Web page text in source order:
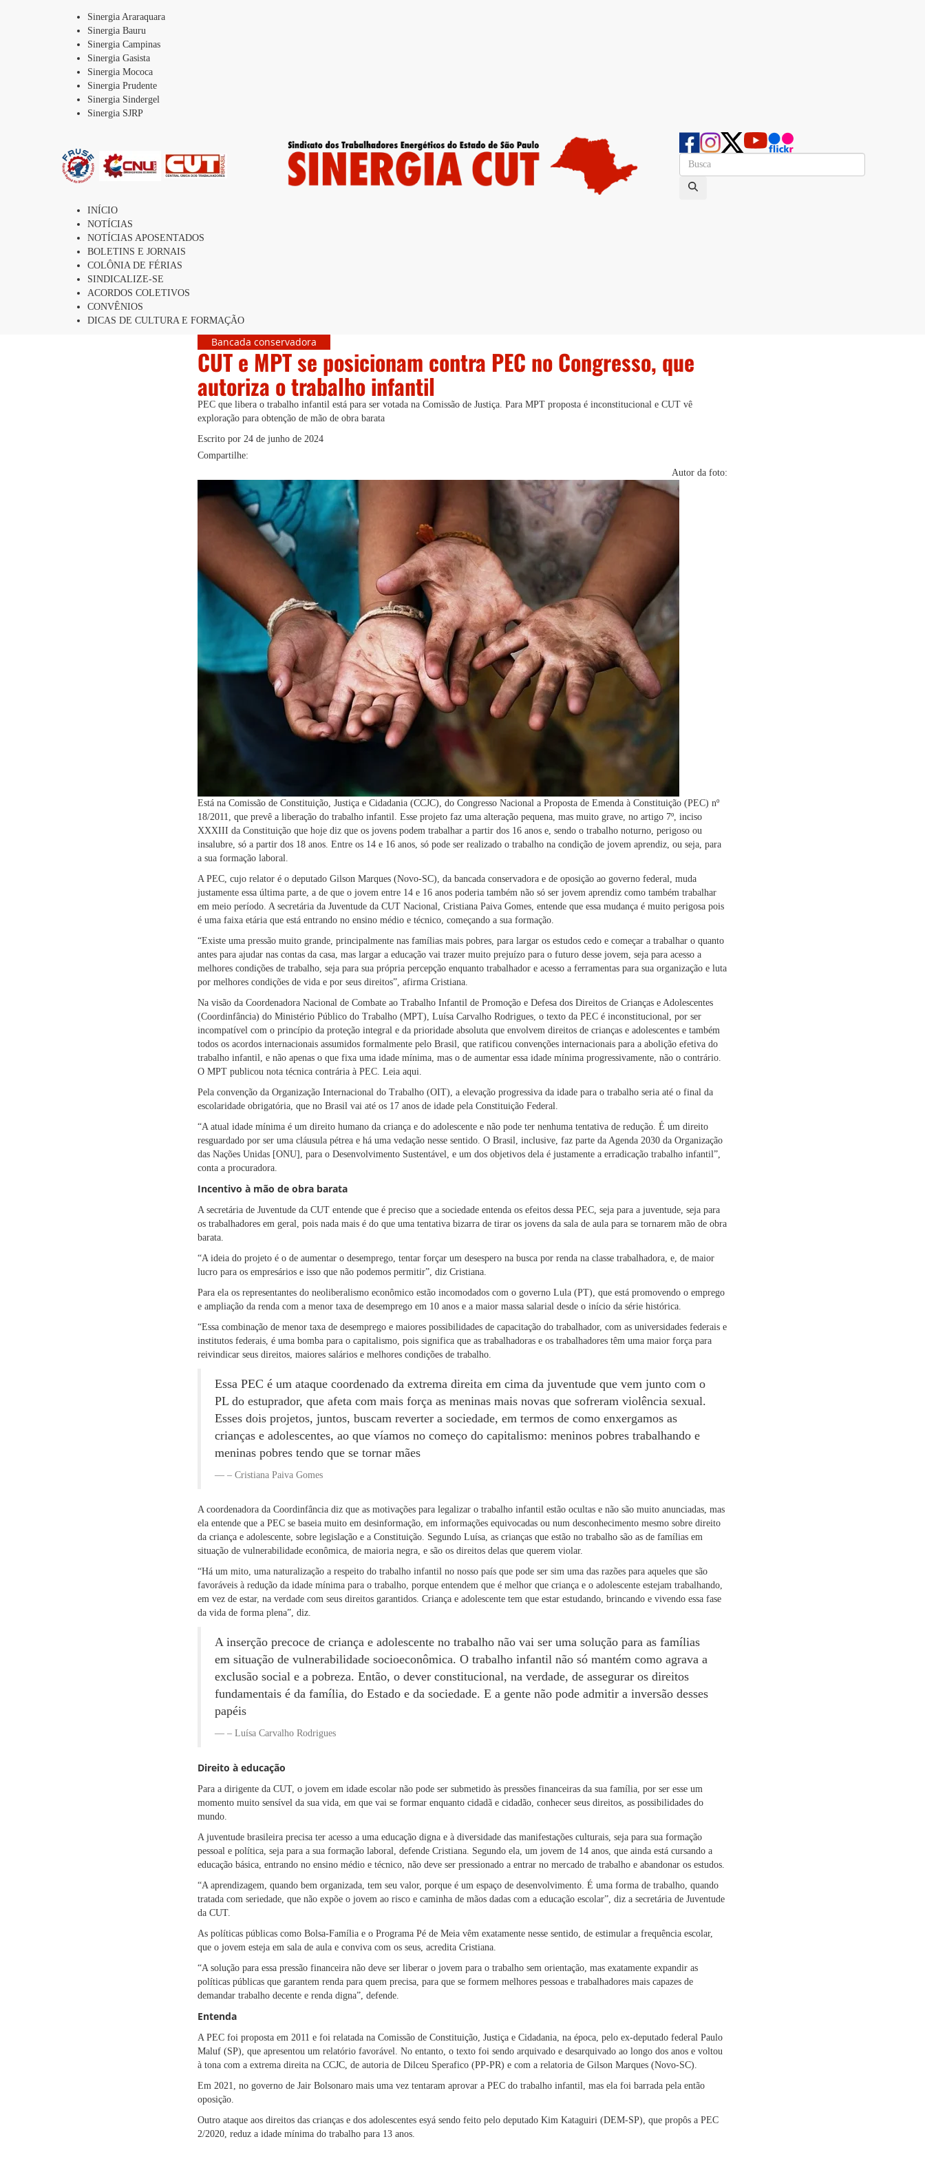
Sinergia Araraquara
Sinergia Bauru
Sinergia Campinas
Sinergia Gasista
Sinergia Mococa
Sinergia Prudente
Sinergia Sindergel
Sinergia SJRP
INÍCIO
NOTÍCIAS
NOTÍCIAS APOSENTADOS
BOLETINS E JORNAIS
COLÔNIA DE FÉRIAS
SINDICALIZE-SE
ACORDOS COLETIVOS
CONVÊNIOS
DICAS DE CULTURA E FORMAÇÃO
Bancada conservadora
CUT e MPT se posicionam contra PEC no Congresso, que
autoriza o trabalho infantil
PEC que libera o trabalho infantil está para ser votada na Comissão de Justiça. Para MPT proposta é inconstitucional e CUT vê
exploração para obtenção de mão de obra barata
Escrito por 24 de junho de 2024
Compartilhe:
Autor da foto:
Está na Comissão de Constituição, Justiça e Cidadania (CCJC), do Congresso Nacional a Proposta de Emenda à Constituição (PEC) nº
18/2011, que prevê a liberação do trabalho infantil. Esse projeto faz uma alteração pequena, mas muito grave, no artigo 7º, inciso
XXXIII da Constituição que hoje diz que os jovens podem trabalhar a partir dos 16 anos e, sendo o trabalho noturno, perigoso ou
insalubre, só a partir dos 18 anos. Entre os 14 e 16 anos, só pode ser realizado o trabalho na condição de jovem aprendiz, ou seja, para
a sua formação laboral.
A PEC, cujo relator é o deputado Gilson Marques (Novo-SC), da bancada conservadora e de oposição ao governo federal, muda
justamente essa última parte, a de que o jovem entre 14 e 16 anos poderia também não só ser jovem aprendiz como também trabalhar
em meio período. A secretária da Juventude da CUT Nacional, Cristiana Paiva Gomes, entende que essa mudança é muito perigosa pois
é uma faixa etária que está entrando no ensino médio e técnico, começando a sua formação.
“Existe uma pressão muito grande, principalmente nas famílias mais pobres, para largar os estudos cedo e começar a trabalhar o quanto
antes para ajudar nas contas da casa, mas largar a educação vai trazer muito prejuízo para o futuro desse jovem, seja para acesso a
melhores condições de trabalho, seja para sua própria percepção enquanto trabalhador e acesso a ferramentas para sua organização e luta
por melhores condições de vida e por seus direitos”, afirma Cristiana.
Na visão da Coordenadora Nacional de Combate ao Trabalho Infantil de Promoção e Defesa dos Direitos de Crianças e Adolescentes
(Coordinfância) do Ministério Público do Trabalho (MPT), Luísa Carvalho Rodrigues, o texto da PEC é inconstitucional, por ser
incompatível com o princípio da proteção integral e da prioridade absoluta que envolvem direitos de crianças e adolescentes e também
todos os acordos internacionais assumidos formalmente pelo Brasil, que ratificou convenções internacionais para a abolição efetiva do
trabalho infantil, e não apenas o que fixa uma idade mínima, mas o de aumentar essa idade mínima progressivamente, não o contrário.
O MPT publicou nota técnica contrária à PEC. Leia aqui.
Pela convenção da Organização Internacional do Trabalho (OIT), a elevação progressiva da idade para o trabalho seria até o final da
escolaridade obrigatória, que no Brasil vai até os 17 anos de idade pela Constituição Federal.
“A atual idade mínima é um direito humano da criança e do adolescente e não pode ter nenhuma tentativa de redução. É um direito
resguardado por ser uma cláusula pétrea e há uma vedação nesse sentido. O Brasil, inclusive, faz parte da Agenda 2030 da Organização
das Nações Unidas [ONU], para o Desenvolvimento Sustentável, e um dos objetivos dela é justamente a erradicação trabalho infantil”,
conta a procuradora.
Incentivo à mão de obra barata
A secretária de Juventude da CUT entende que é preciso que a sociedade entenda os efeitos dessa PEC, seja para a juventude, seja para
os trabalhadores em geral, pois nada mais é do que uma tentativa bizarra de tirar os jovens da sala de aula para se tornarem mão de obra
barata.
“A ideia do projeto é o de aumentar o desemprego, tentar forçar um desespero na busca por renda na classe trabalhadora, e, de maior
lucro para os empresários e isso que não podemos permitir”, diz Cristiana.
Para ela os representantes do neoliberalismo econômico estão incomodados com o governo Lula (PT), que está promovendo o emprego
e ampliação da renda com a menor taxa de desemprego em 10 anos e a maior massa salarial desde o início da série histórica.
“Essa combinação de menor taxa de desemprego e maiores possibilidades de capacitação do trabalhador, com as universidades federais e
institutos federais, é uma bomba para o capitalismo, pois significa que as trabalhadoras e os trabalhadores têm uma maior força para
reivindicar seus direitos, maiores salários e melhores condições de trabalho.
Essa PEC é um ataque coordenado da extrema direita em cima da juventude que vem junto com o
PL do estuprador, que afeta com mais força as meninas mais novas que sofreram violência sexual.
Esses dois projetos, juntos, buscam reverter a sociedade, em termos de como enxergamos as
crianças e adolescentes, ao que víamos no começo do capitalismo: meninos pobres trabalhando e
meninas pobres tendo que se tornar mães
– Cristiana Paiva Gomes
A coordenadora da Coordinfância diz que as motivações para legalizar o trabalho infantil estão ocultas e não são muito anunciadas, mas
ela entende que a PEC se baseia muito em desinformação, em informações equivocadas ou num desconhecimento mesmo sobre direito
da criança e adolescente, sobre legislação e a Constituição. Segundo Luísa, as crianças que estão no trabalho são as de famílias em
situação de vulnerabilidade econômica, de maioria negra, e são os direitos delas que querem violar.
“Há um mito, uma naturalização a respeito do trabalho infantil no nosso país que pode ser sim uma das razões para aqueles que são
favoráveis à redução da idade mínima para o trabalho, porque entendem que é melhor que criança e o adolescente estejam trabalhando,
em vez de estar, na verdade com seus direitos garantidos. Criança e adolescente tem que estar estudando, brincando e vivendo essa fase
da vida de forma plena”, diz.
A inserção precoce de criança e adolescente no trabalho não vai ser uma solução para as famílias
em situação de vulnerabilidade socioeconômica. O trabalho infantil não só mantém como agrava a
exclusão social e a pobreza. Então, o dever constitucional, na verdade, de assegurar os direitos
fundamentais é da família, do Estado e da sociedade. E a gente não pode admitir a inversão desses
papéis
– Luísa Carvalho Rodrigues
Direito à educação
Para a dirigente da CUT, o jovem em idade escolar não pode ser submetido às pressões financeiras da sua família, por ser esse um
momento muito sensível da sua vida, em que vai se formar enquanto cidadã e cidadão, conhecer seus direitos, as possibilidades do
mundo.
A juventude brasileira precisa ter acesso a uma educação digna e à diversidade das manifestações culturais, seja para sua formação
pessoal e política, seja para a sua formação laboral, defende Cristiana. Segundo ela, um jovem de 14 anos, que ainda está cursando a
educação básica, entrando no ensino médio e técnico, não deve ser pressionado a entrar no mercado de trabalho e abandonar os estudos.
“A aprendizagem, quando bem organizada, tem seu valor, porque é um espaço de desenvolvimento. É uma forma de trabalho, quando
tratada com seriedade, que não expõe o jovem ao risco e caminha de mãos dadas com a educação escolar”, diz a secretária de Juventude
da CUT.
As políticas públicas como Bolsa-Família e o Programa Pé de Meia vêm exatamente nesse sentido, de estimular a frequência escolar,
que o jovem esteja em sala de aula e conviva com os seus, acredita Cristiana.
“A solução para essa pressão financeira não deve ser liberar o jovem para o trabalho sem orientação, mas exatamente expandir as
políticas públicas que garantem renda para quem precisa, para que se formem melhores pessoas e trabalhadores mais capazes de
demandar trabalho decente e renda digna”, defende.
Entenda
A PEC foi proposta em 2011 e foi relatada na Comissão de Constituição, Justiça e Cidadania, na época, pelo ex-deputado federal Paulo
Maluf (SP), que apresentou um relatório favorável. No entanto, o texto foi sendo arquivado e desarquivado ao longo dos anos e voltou
à tona com a extrema direita na CCJC, de autoria de Dilceu Sperafico (PP-PR) e com a relatoria de Gilson Marques (Novo-SC).
Em 2021, no governo de Jair Bolsonaro mais uma vez tentaram aprovar a PEC do trabalho infantil, mas ela foi barrada pela então
oposição.
Outro ataque aos direitos das crianças e dos adolescentes esyá sendo feito pelo deputado Kim Kataguiri (DEM-SP), que propôs a PEC
2/2020, reduz a idade mínima do trabalho para 13 anos.